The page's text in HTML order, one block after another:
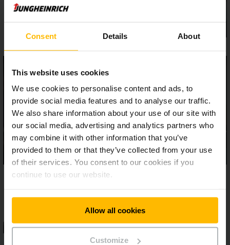
Consent Details About
This website uses cookies
We use cookies to personalise content and ads, to
provide social media features and to analyse our traffic.
We also share information about your use of our site with
our social media, advertising and analytics partners who
may combine it with other information that you’ve
provided to them or that they’ve collected from your use
of their services. You consent to our cookies if you
continue to use our website.
Allow all cookies
Customize